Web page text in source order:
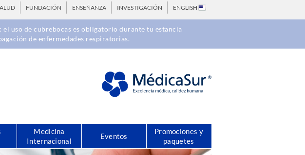
FUNDACIÓN ENSEÑANZA INVESTIGACIÓN ENGLISH
el uso de cubrebocas es obligatorio durante tu estancia
de enfermedades respiratorias.
Medicina
Internacional
Eventos
Promociones y
paquetes